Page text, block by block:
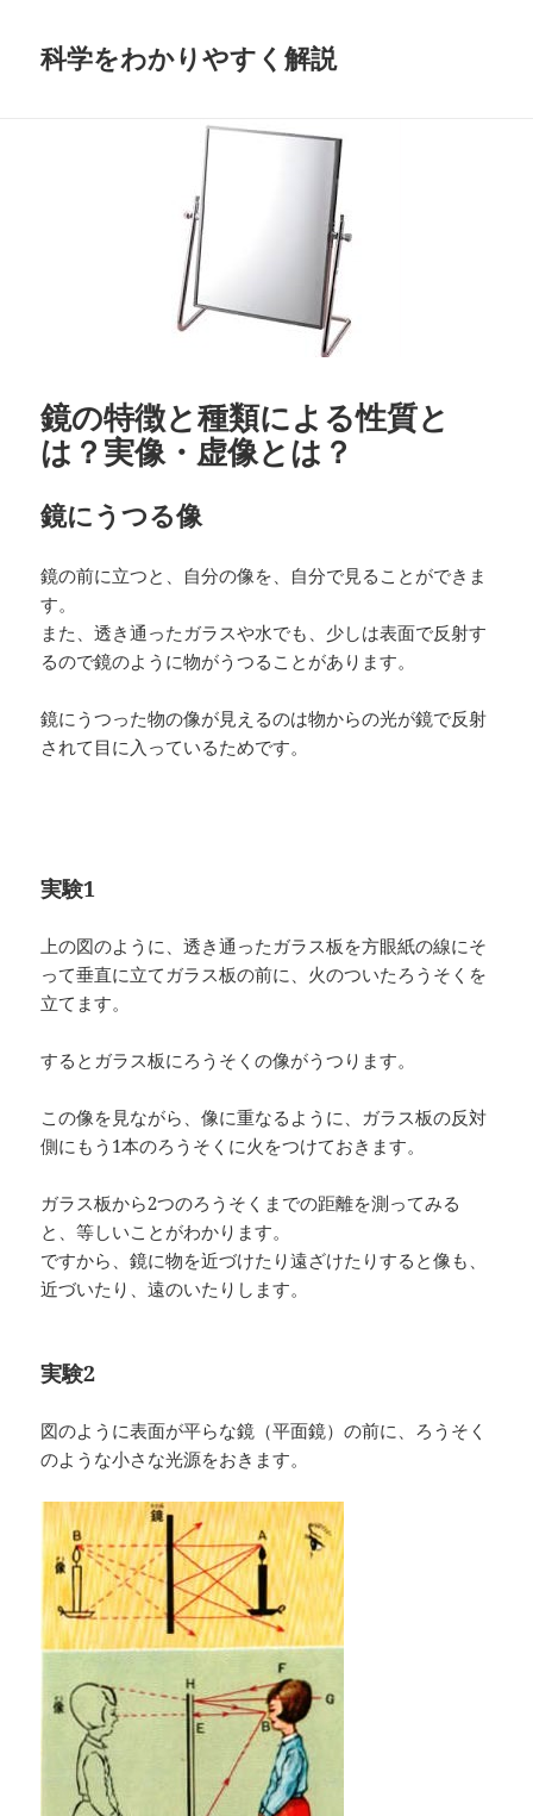
科学をわかりやすく解説
鏡の特徴と種類による性質と
は？実像・虚像とは？
鏡にうつる像
鏡の前に立つと、自分の像を、自分で見ることができま
す。
また、透き通ったガラスや水でも、少しは表面で反射す
るので鏡のように物がうつることがあります。
鏡にうつった物の像が見えるのは物からの光が鏡で反射
されて目に入っているためです。
実験1
上の図のように、透き通ったガラス板を方眼紙の線にそ
って垂直に立てガラス板の前に、火のついたろうそくを
立てます。
するとガラス板にろうそくの像がうつります。
この像を見ながら、像に重なるように、ガラス板の反対
側にもう1本のろうそくに火をつけておきます。
ガラス板から2つのろうそくまでの距離を測ってみる
と、等しいことがわかります。
ですから、鏡に物を近づけたり遠ざけたりすると像も、
近づいたり、遠のいたりします。
実験2
図のように表面が平らな鏡（平面鏡）の前に、ろうそく
のような小さな光源をおきます。